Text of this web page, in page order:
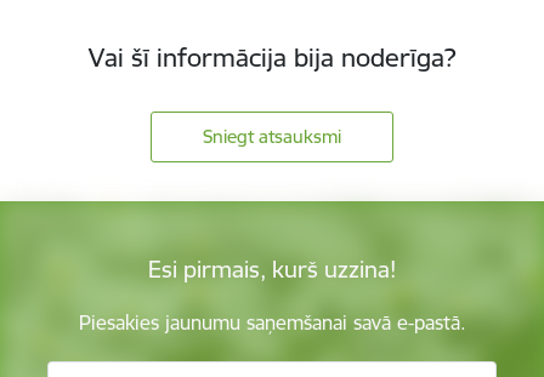
Vai šī informācija bija noderīga?
Sniegt atsauksmi
Esi pirmais, kurš uzzina!
Piesakies jaunumu saņemšanai savā e-pastā.